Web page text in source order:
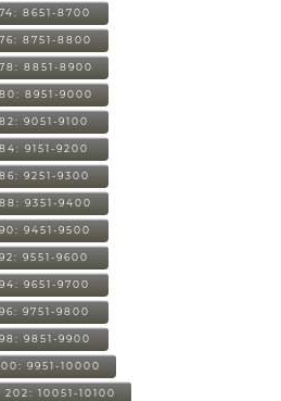
8651-8700
8751-8800
8851-8900
8951-9000
9051-9100
9151-9200
9251-9300
9351-9400
9451-9500
9551-9600
9651-9700
9751-9800
9851-9900
9951-10000
202: 10051-10100